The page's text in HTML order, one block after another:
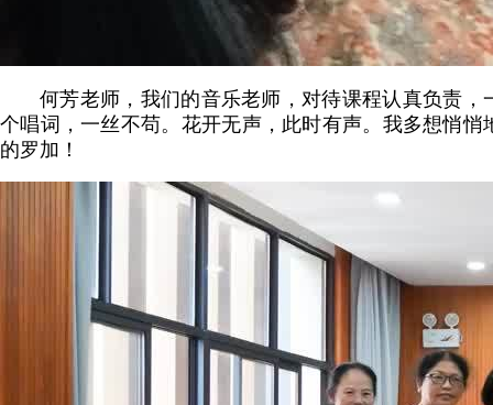
何芳老师，我们的音乐老师 ，对待课程认真负责，
个唱词，一丝不苟。 花开无声，此时有声。 我多想悄悄
的罗加！